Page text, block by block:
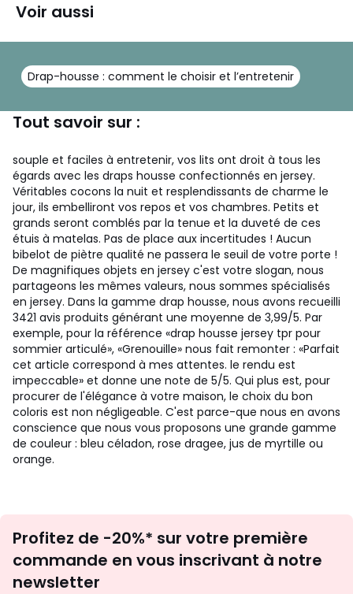
Voir aussi
Drap-housse : comment le choisir et l’entretenir
Tout savoir sur :
souple et faciles à entretenir, vos lits ont droit à tous les
égards avec les draps housse confectionnés en jersey.
Véritables cocons la nuit et resplendissants de charme le
jour, ils embelliront vos repos et vos chambres. Petits et
grands seront comblés par la tenue et la duveté de ces
étuis à matelas. Pas de place aux incertitudes ! Aucun
bibelot de piètre qualité ne passera le seuil de votre porte !
De magnifiques objets en jersey c'est votre slogan, nous
partageons les mêmes valeurs, nous sommes spécialisés
en jersey. Dans la gamme drap housse, nous avons recueilli
3421 avis produits générant une moyenne de 3,99/5. Par
exemple, pour la référence «drap housse jersey tpr pour
sommier articulé», «Grenouille» nous fait remonter : «Parfait
cet article correspond à mes attentes. le rendu est
impeccable» et donne une note de 5/5. Qui plus est, pour
procurer de l'élégance à votre maison, le choix du bon
coloris est non négligeable. C'est parce-que nous en avons
conscience que nous vous proposons une grande gamme
de couleur : bleu céladon, rose dragee, jus de myrtille ou
orange.
newsletter
Profitez de -20%* sur votre première
commande en vous inscrivant à notre
newsletter